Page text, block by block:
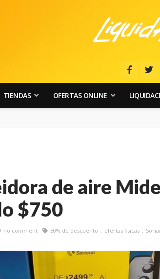
TIENDAS OFERTAS ONLINE
de aire
$750
no comment 50% de descuento ofertas fisicas